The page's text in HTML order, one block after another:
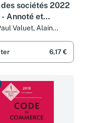
sociétés 2022
Annoté et
Valuet, Alain
Pisoni
6,17 €